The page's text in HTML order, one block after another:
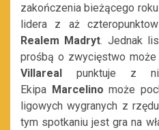
zakończenia bieżącego
lidera z aż
Realem Madryt. Jednak
prośbą o zwycięstwo
Villareal
punktuje z
Ekipa Marcelino może
ligowych wygranych z
tym spotkaniu jest gra na